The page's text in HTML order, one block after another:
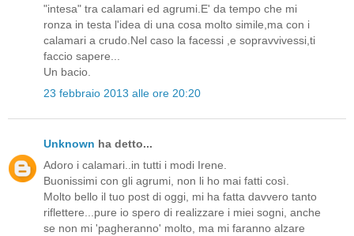
"intesa" tra calamari ed agrumi.E' da tempo che mi
ronza in testa l'idea di una cosa molto simile,ma con i
calamari a crudo.Nel caso la facessi ,e sopravvivessi,ti
faccio sapere...
Un bacio.
23 febbraio 2013 alle ore 20:20
Unknown ha detto...
Adoro i calamari..in tutti i modi Irene.
Buonissimi con gli agrumi, non li ho mai fatti così.
Molto bello il tuo post di oggi, mi ha fatta davvero tanto
riflettere...pure io spero di realizzare i miei sogni, anche
se non mi 'pagheranno' molto, ma mi faranno alzare